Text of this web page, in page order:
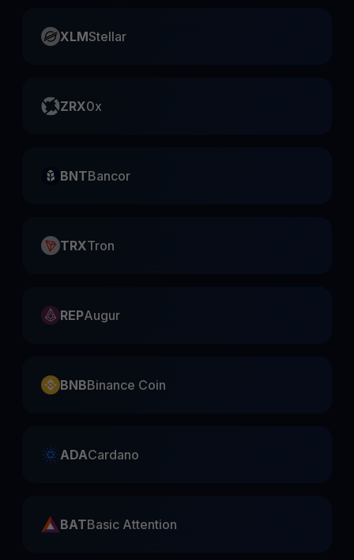
XLMStellar
ZRX0x
BNTBancor
TRXTron
REPAugur
BNBBinance Coin
ADACardano
BATBasic Attention